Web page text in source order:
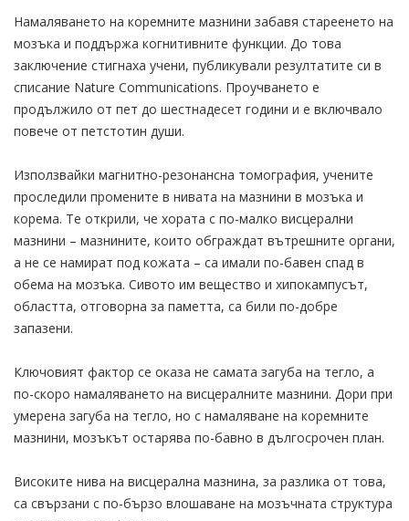
Намаляването на коремните мазнини забавя стареенето на
мозъка и поддържа когнитивните функции. До това
заключение стигнаха учени, публикували резултатите си в
списание Nature Communications. Проучването е
продължило от пет до шестнадесет години и е включвало
повече от петстотин души.
Използвайки магнитно-резонансна томография, учените
проследили промените в нивата на мазнини в мозъка и
корема. Те открили, че хората с по-малко висцерални
мазнини – мазнините, които обграждат вътрешните органи,
а не се намират под кожата – са имали по-бавен спад в
обема на мозъка. Сивото им вещество и хипокампусът,
областта, отговорна за паметта, са били по-добре
запазени.
Ключовият фактор се оказа не самата загуба на тегло, а
по-скоро намаляването на висцералните мазнини. Дори при
умерена загуба на тегло, но с намаляване на коремните
мазнини, мозъкът остарява по-бавно в дългосрочен план.
Високите нива на висцерална мазнина, за разлика от това,
са свързани с по-бързо влошаване на мозъчната структура